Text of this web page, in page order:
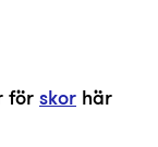
förskor här